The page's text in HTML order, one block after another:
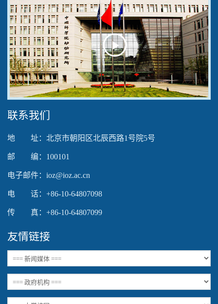
Play
Video
联系我们
地 址：北京市朝阳区北辰西路1号院5号
邮 编：100101
电子邮件：ioz@ioz.ac.cn
电 话：+86-10-64807098
传 真：+86-10-64807099
友情链接